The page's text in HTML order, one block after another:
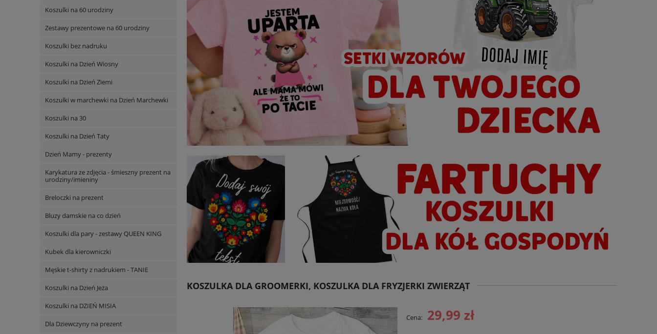
Koszulki na 60 urodziny
Zestawy prezentowe na 60 urodziny
Koszulki bez nadruku
Koszulki na Dzień Wiosny
Koszulki na Dzień Ziemi
Koszulki w marchewki na Dzień Marchewki
Koszulki na 30
Koszulki na Dzień Taty
Dzień Mamy - prezenty
Karykatura ze zdjęcia - śmieszny prezent na
urodziny/imieniny
Breloczki na prezent
Bluzy damskie na co dzień
Koszulki dla pary - zestawy QUEEN KING
Kubek dla kierowniczki
Męskie t-shirty z nadrukiem - TANIE
Koszulki na Dzień Jeża
Koszulki na DZIEŃ MISIA
Dla Dziewczyny na prezent
KOSZULKA DLA GROOMERKI, KOSZULKA DLA FRYZJERKI ZWIERZĄT
Cena: 29,99 zł